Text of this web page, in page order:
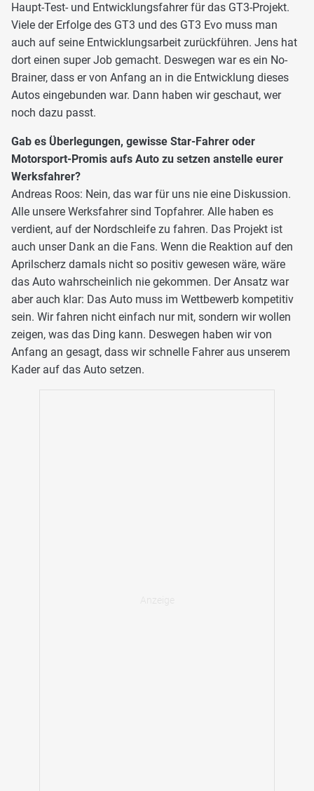
Haupt-Test- und Entwicklungsfahrer für das GT3-Projekt.
Viele der Erfolge des GT3 und des GT3 Evo muss man
auch auf seine Entwicklungsarbeit zurückführen. Jens hat
dort einen super Job gemacht. Deswegen war es ein No-
Brainer, dass er von Anfang an in die Entwicklung dieses
Autos eingebunden war. Dann haben wir geschaut, wer
noch dazu passt.
Gab es Überlegungen, gewisse Star-Fahrer oder
Motorsport-Promis aufs Auto zu setzen anstelle eurer
Werksfahrer?
Andreas Roos: Nein, das war für uns nie eine Diskussion.
Alle unsere Werksfahrer sind Topfahrer. Alle haben es
verdient, auf der Nordschleife zu fahren. Das Projekt ist
auch unser Dank an die Fans. Wenn die Reaktion auf den
Aprilscherz damals nicht so positiv gewesen wäre, wäre
das Auto wahrscheinlich nie gekommen. Der Ansatz war
aber auch klar: Das Auto muss im Wettbewerb kompetitiv
sein. Wir fahren nicht einfach nur mit, sondern wir wollen
zeigen, was das Ding kann. Deswegen haben wir von
Anfang an gesagt, dass wir schnelle Fahrer aus unserem
Kader auf das Auto setzen.